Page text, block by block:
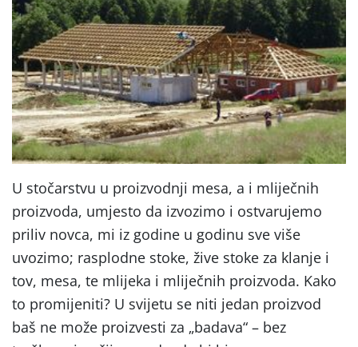
U stočarstvu u proizvodnji mesa, a i mliječnih
proizvoda, umjesto da izvozimo i ostvarujemo
priliv novca, mi iz godine u godinu sve više
uvozimo; rasplodne stoke, žive stoke za klanje i
tov, mesa, te mlijeka i mliječnih proizvoda. Kako
to promijeniti? U svijetu se niti jedan proizvod
baš ne može proizvesti za „badava“ – bez